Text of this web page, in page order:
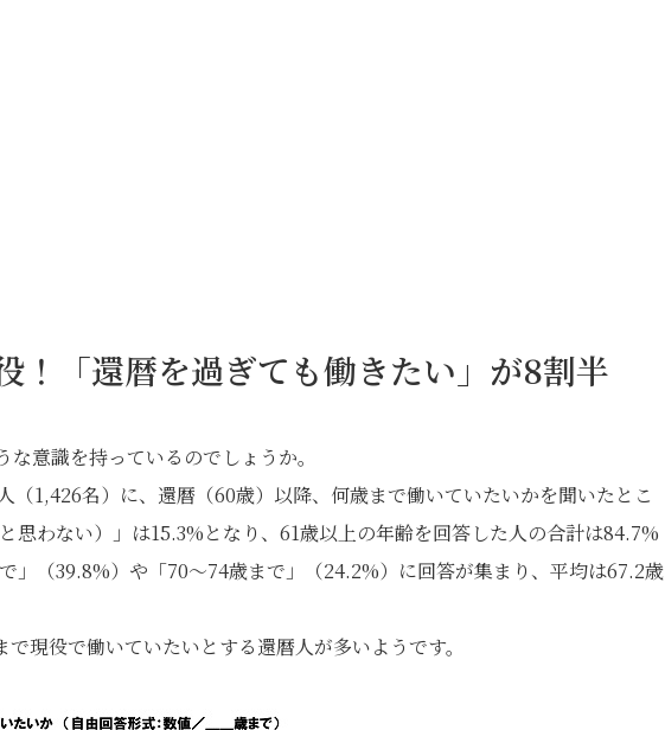
！「還暦を過ぎても働きたい」が8割半
意識を持っているのでしょうか。
（1,426名）に、還暦（60歳）以降、何歳まで働いていたいかを聞いたとこ
思わない）」は15.3%となり、61歳以上の年齢を回答した人の合計は84.7%
」（39.8%）や「70～74歳まで」（24.2%）に回答が集まり、平均は67.2歳
現役で働いていたいとする還暦人が多いようです。